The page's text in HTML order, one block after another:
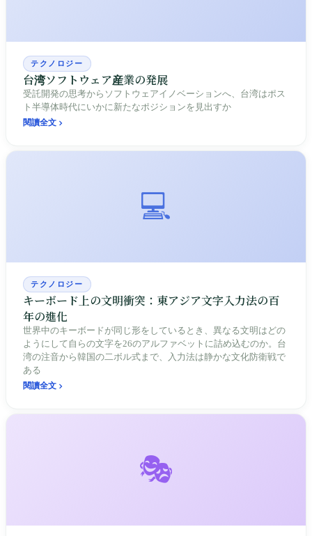
テクノロジー
台湾ソフトウェア産業の発展
受託開発の思考からソフトウェアイノベーションへ、台湾はポス
ト半導体時代にいかに新たなポジションを見出すか
閱讀全文
💻
テクノロジー
キーボード上の文明衝突：東アジア文字入力法の百
年の進化
世界中のキーボードが同じ形をしているとき、異なる文明はどの
ようにして自らの文字を26のアルファベットに詰め込むのか。台
湾の注音から韓国の二ボル式まで、入力法は静かな文化防衛戦で
ある
閱讀全文
🎭